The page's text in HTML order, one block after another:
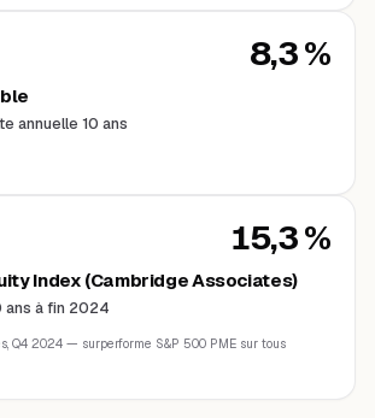
8,3 %
annuelle 10 ans
15,3 %
Index (Cambridge Associates)
ans à fin 2024
Q4 2024 — surperforme S&P 500 PME sur tous